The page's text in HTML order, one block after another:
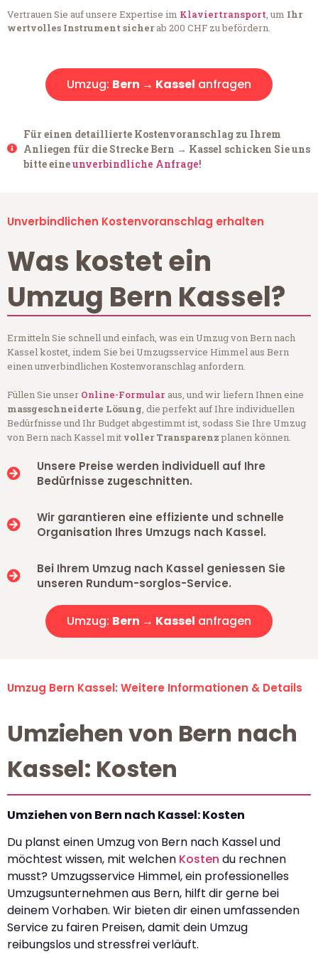
Vertrauen Sie auf unsere Expertise im Klaviertransport, um Ihr
wertvolles Instrument sicherab 200 CHF zu befördern.
Umzug: Bern → Kassel anfragen
Für einen detaillierte Kostenvoranschlag zu Ihrem
Anliegen für die Strecke Bern → Kassel schicken Sie uns
bitte eineunverbindliche Anfrage!
Unverbindlichen Kostenvoranschlag erhalten
Was kostet ein
Umzug Bern Kassel?
Ermitteln Sie schnell und einfach, was ein Umzug von Bern nach
Kassel kostet, indem Sie bei Umzugsservice Himmel aus Bern
einen unverbindlichen Kostenvoranschlag anfordern.
Füllen Sie unser Online-Formular aus, und wir liefern Ihnen eine
massgeschneiderte Lösung, die perfekt auf Ihre individuellen
Bedürfnisse und Ihr Budget abgestimmt ist, sodass Sie Ihre Umzug
von Bern nach Kassel mit voller Transparenzplanen können.
Unsere Preise werden individuell auf Ihre
Bedürfnisse zugeschnitten.
Wir garantieren eine effiziente und schnelle
Organisation Ihres Umzugs nach Kassel.
Bei Ihrem Umzug nach Kassel geniessen Sie
unseren Rundum-sorglos-Service.
Umzug: Bern → Kassel anfragen
Umzug Bern Kassel: Weitere Informationen & Details
Umziehen von Bern nach
Kassel: Kosten
Umziehen von Bern nach Kassel: Kosten
Du planst einen Umzug von Bern nach Kassel und
möchtest wissen, mit welchen Kosten du rechnen
musst? Umzugsservice Himmel, ein professionelles
Umzugsunternehmen aus Bern, hilft dir gerne bei
deinem Vorhaben. Wir bieten dir einen umfassenden
Service zu fairen Preisen, damit dein Umzug
reibungslos und stressfrei verläuft.